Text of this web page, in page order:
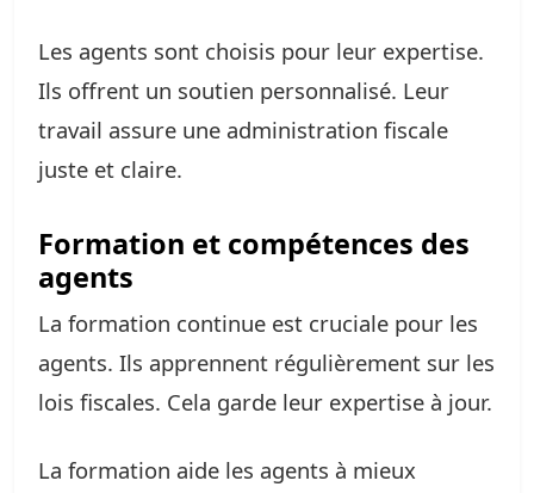
Les agents sont choisis pour leur expertise.
Ils offrent un soutien personnalisé. Leur
travail assure une administration fiscale
juste et claire.
Formation et compétences des
agents
La formation continue est cruciale pour les
agents. Ils apprennent régulièrement sur les
lois fiscales. Cela garde leur expertise à jour.
La formation aide les agents à mieux